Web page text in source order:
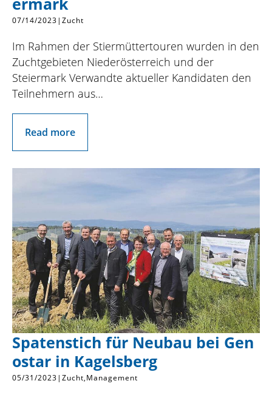
ermark
07/14/2023| Zucht
Im Rahmen der Stiermüttertouren wurden in den
Zuchtgebieten Niederösterreich und der
Steiermark Verwandte aktueller Kandidaten den
Teilnehmern aus…
Read more
Spatenstich für Neubau bei Gen
ostar in Kagelsberg
05/31/2023| Zucht Management